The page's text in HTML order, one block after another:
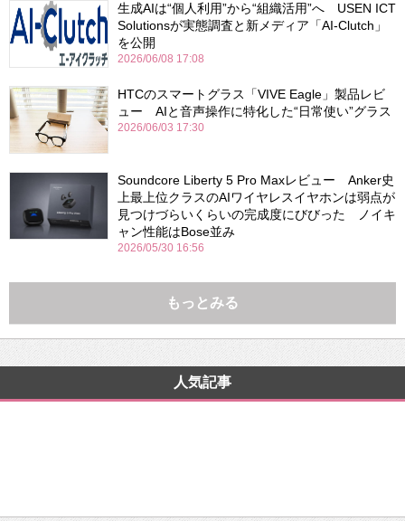
生成AIは“個人利用”から“組織活用”へ USEN ICT
Solutionsが実態調査と新メディア「AI-Clutch」
を公開
2026/06/08 17:08
HTCのスマートグラス「VIVE Eagle」製品レビ
ュー AIと音声操作に特化した“日常使い”グラス
2026/06/03 17:30
Soundcore Liberty 5 Pro Maxレビュー Anker史
上最上位クラスのAIワイヤレスイヤホンは弱点が
見つけづらいくらいの完成度にびびった ノイキ
ャン性能はBose並み
2026/05/30 16:56
もっとみる
人気記事